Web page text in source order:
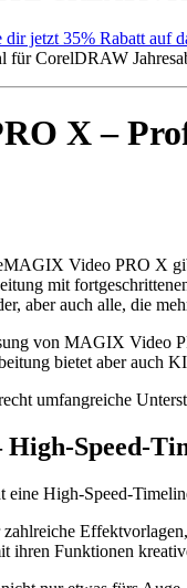
jetzt 35% Rabatt auf
für CorelDRAW
X –
MAGIX Video PRO X
mit
aber auch alle, die
von MAGIX Video
bietet aber auch
umfangreiche
Speed-
High-Speed-
ihren Funktionen